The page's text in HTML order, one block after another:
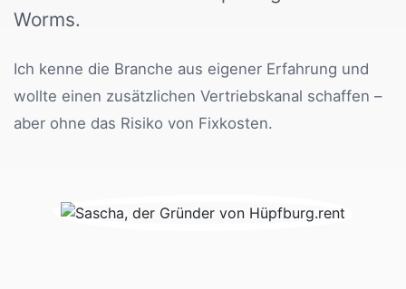
Worms.
Ich kenne die Branche aus eigener Erfahrung und
wollte einen zusätzlichen Vertriebskanal schaffen –
aber ohne das Risiko von Fixkosten.